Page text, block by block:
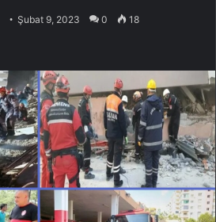
Şubat 9, 2023 0 18